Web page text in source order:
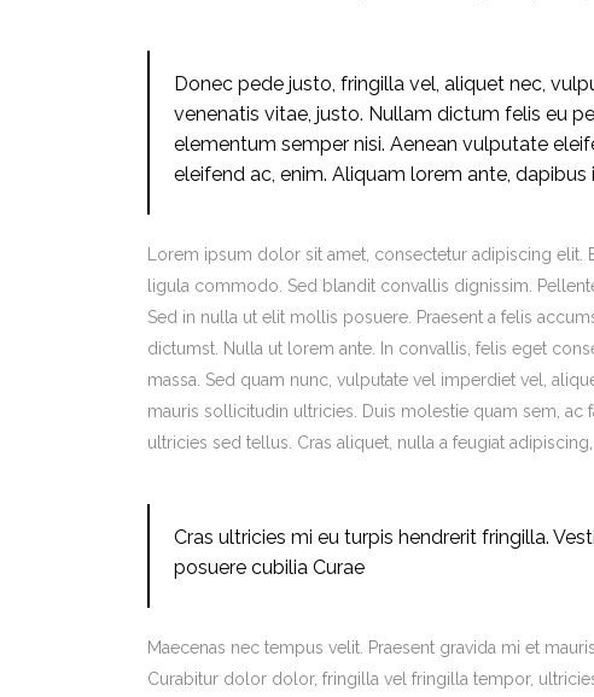
Donec pede justo, fringilla vel, aliquet nec,
venenatis vitae, justo. Nullam dictum felis eu
elementum semper nisi. Aenean vulputate
eleifend ac, enim. Aliquam lorem ante, dapibus
Lorem ipsum dolor sit amet, consectetur adipiscing
ligula commodo. Sed blandit convallis dignissim.
Sed in nulla ut elit mollis posuere. Praesent a felis
dictumst. Nulla ut lorem ante. In convallis, felis eget
massa. Sed quam nunc, vulputate vel imperdiet vel,
mauris sollicitudin ultricies. Duis molestie quam sem,
ultricies sed tellus. Cras aliquet, nulla a feugiat
Cras ultricies mi eu turpis hendrerit fringilla.
posuere cubilia Curae
Maecenas nec tempus velit. Praesent gravida mi et
Curabitur dolor dolor, fringilla vel fringilla tempor,